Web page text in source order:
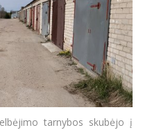
tarnybos skubėjo į